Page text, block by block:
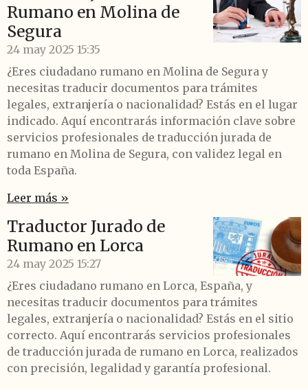
Rumano en Molina de
Segura
24 may 2025 15:35
¿Eres ciudadano rumano en Molina de Segura y
necesitas traducir documentos para trámites
legales, extranjería o nacionalidad? Estás en el lugar
indicado. Aquí encontrarás información clave sobre
servicios profesionales de traducción jurada de
rumano en Molina de Segura, con validez legal en
toda España.
Leer más »
Traductor Jurado de
Rumano en Lorca
24 may 2025 15:27
¿Eres ciudadano rumano en Lorca, España, y
necesitas traducir documentos para trámites
legales, extranjería o nacionalidad? Estás en el sitio
correcto. Aquí encontrarás servicios profesionales
de traducción jurada de rumano en Lorca, realizados
con precisión, legalidad y garantía profesional.